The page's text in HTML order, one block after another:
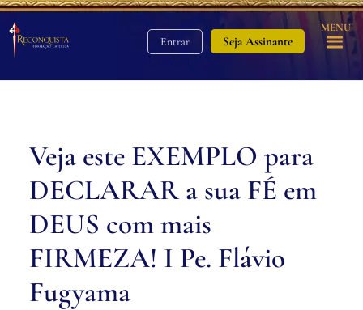
Entrar Seja Assinante
MENU
Veja este EXEMPLO para
DECLARAR a sua FÉ em
DEUS com mais
FIRMEZA! I Pe. Flávio
Fugyama